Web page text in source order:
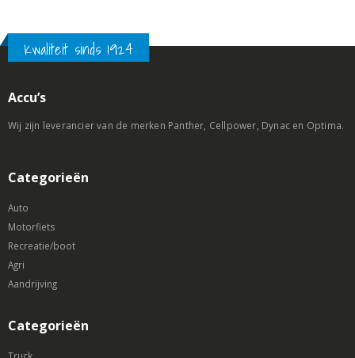
Kwaliteit sinds 1924
Accu’s
Wij zijn leverancier van de merken Panther, Cellpower, Dynac en Optima.
Categorieën
Auto
Motorfiets
Recreatie/boot
Agri
Aandrijving
Categorieën
Truck